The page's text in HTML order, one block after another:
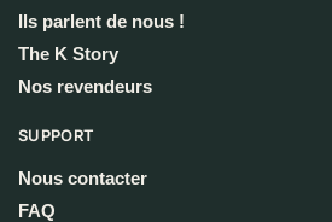
Ils parlent de nous !
The K Story
Nos revendeurs
SUPPORT
Nous contacter
FAQ